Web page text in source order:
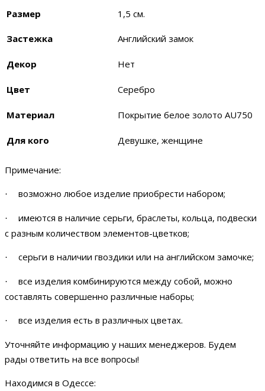
Размер 1,5 см.
Застежка Английский замок
Декор Нет
Цвет Серебро
Материал Покрытие белое золото AU750
Для кого Девушке, женщине
Примечание:
· возможно любое изделие приобрести набором;
·
имеются в наличие серьги, браслеты, кольца, подвески
с разным количеством элементов-цветков;
· серьги в наличии гвоздики или на английском замочке;
·
все изделия комбинируются между собой, можно
составлять совершенно различные наборы;
· все изделия есть в различных цветах.
Уточняйте информацию у наших менеджеров. Будем
рады ответить на все вопросы!
Находимся в Одессе: